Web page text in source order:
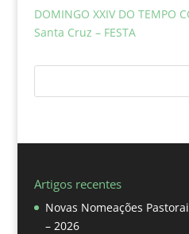
DOMINGO XXIV DO TEMPO
Santa Cruz – FESTA
Artigos recentes
Novas Nomeações
– 2026